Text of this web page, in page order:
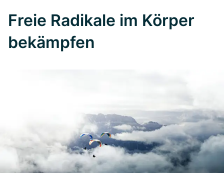
Freie Radikale im Körper
bekämpfen